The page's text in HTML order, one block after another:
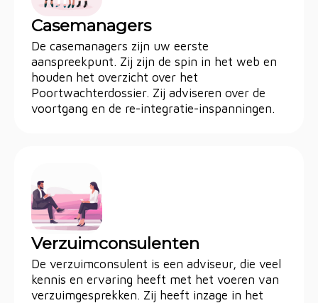
Casemanagers
De casemanagers zijn uw eerste
aanspreekpunt. Zij zijn de spin in het web en
houden het overzicht over het
Poortwachterdossier. Zij adviseren over de
voortgang en de re-integratie-inspanningen.
Verzuimconsulenten
De verzuimconsulent is een adviseur, die veel
kennis en ervaring heeft met het voeren van
verzuimgesprekken. Zij heeft inzage in het